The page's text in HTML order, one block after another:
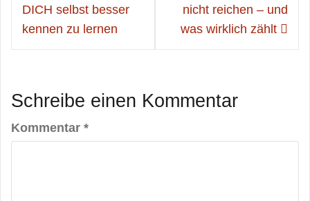
DICH selbst besser
kennen zu lernen
nicht reichen – und
was wirklich zählt
Schreibe einen Kommentar
Kommentar *